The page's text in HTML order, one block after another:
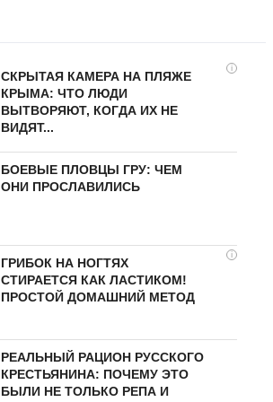
i
СКРЫТАЯ КАМЕРА НА ПЛЯЖЕ
КРЫМА: ЧТО ЛЮДИ
ВЫТВОРЯЮТ, КОГДА ИХ НЕ
ВИДЯТ...
БОЕВЫЕ ПЛОВЦЫ ГРУ: ЧЕМ
ОНИ ПРОСЛАВИЛИСЬ
i
ГРИБОК НА НОГТЯХ
СТИРАЕТСЯ КАК ЛАСТИКОМ!
ПРОСТОЙ ДОМАШНИЙ МЕТОД
РЕАЛЬНЫЙ РАЦИОН РУССКОГО
КРЕСТЬЯНИНА: ПОЧЕМУ ЭТО
БЫЛИ НЕ ТОЛЬКО РЕПА И